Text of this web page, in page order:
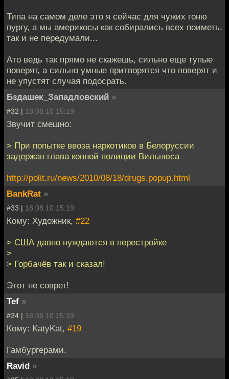
Типа на самом деле это я сейчас для чужих гоню
пургу, а мы америкосы как собирались всех поиметь,
так и не передумали...
Ато ведь так прямо не скажешь, сильно еще тупые
поверят, а сильно умные притворятся что поверят и
не упустят случая подосрать.
Бздашек_Западловский »
#32 | 18.08.10 15:19
Звучит смешно:
> При попытке ввоза наркотиков в Белоруссии
задержан глава конной полиции Вильнюса
http://polit.ru/news/2010/08/18/drugs.popup.html
BankRat »
#33 | 18.08.10 15:19
Кому: Художник, #22
> США давно нуждаются в перестройке
>
> Горбачёв так и сказал!
Этот не соврет!
Tef »
#34 | 18.08.10 15:19
Кому: KatyKat, #19
Гамбургерами.
Ravid »